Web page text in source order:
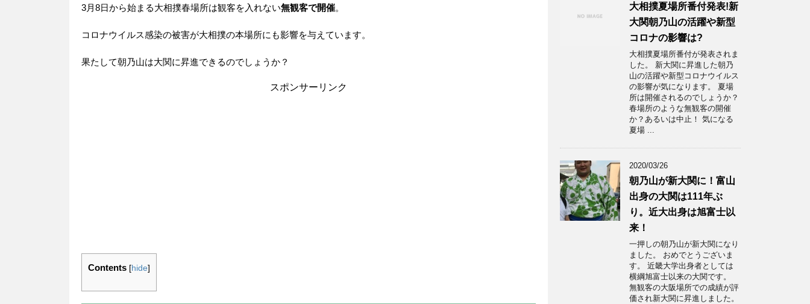
3月8日から始まる大相撲春場所は観客を入れない無観客で開催。
コロナウイルス感染の被害が大相撲の本場所にも影響を与えています。
果たして朝乃山は大関に昇進できるのでしょうか？
スポンサーリンク
Contents [hide]
大相撲夏場所番付発表!新
大関朝乃山の活躍や新型
コロナの影響は?
大相撲夏場所番付が発表されま
した。 新大関に昇進した朝乃
山の活躍や新型コロナウイルス
の影響が気になります。 夏場
所は開催されるのでしょうか？
春場所のような無観客の開催
か？あるいは中止！ 気になる
夏場 ...
2020/03/26
朝乃山が新大関に！富山
出身の大関は111年ぶ
り。近大出身は旭富士以
来！
一押しの朝乃山が新大関になり
ました。 おめでとうございま
す。 近畿大学出身者としては
横綱旭富士以来の大関です。
無観客の大阪場所での成績が評
価され新大関に昇進しました。